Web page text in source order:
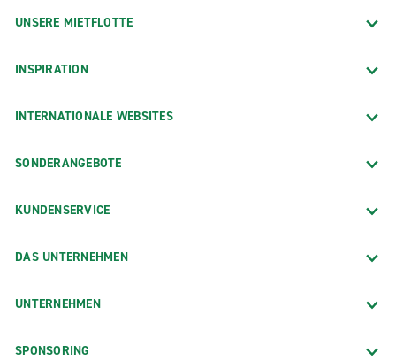
UNSERE MIETFLOTTE
INSPIRATION
INTERNATIONALE WEBSITES
SONDERANGEBOTE
KUNDENSERVICE
DAS UNTERNEHMEN
UNTERNEHMEN
SPONSORING